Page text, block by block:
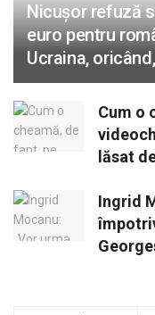
Nicușor refuză
euro pentru
Ucraina,
Cum o
lăsat
Ingrid